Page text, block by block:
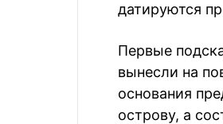
датируются
Первые
вынесли на
основания
острову, а